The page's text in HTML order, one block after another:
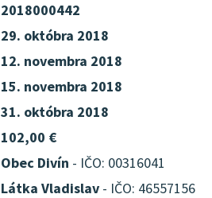
2018000442
29. októbra 2018
12. novembra 2018
15. novembra 2018
31. októbra 2018
102,00 €
Obec Divín - IČO: 00316041
Látka Vladislav - IČO: 46557156